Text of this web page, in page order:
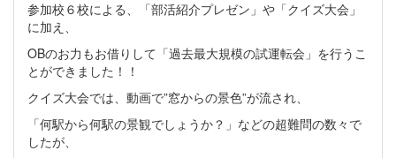
参加校６校による、「部活紹介プレゼン」や「クイズ大会」
に加え、
OBのお力もお借りして「過去最大規模の試運転会」を行うこ
とができました！！
クイズ大会では、動画で”窓からの景色”が流され、
「何駅から何駅の景観でしょうか？」などの超難問の数々で
したが、